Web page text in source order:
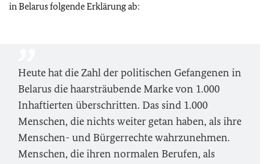
in Belarus folgende Erklärung ab:
Heute hat die Zahl der politischen Gefangenen in
Belarus die haarsträubende Marke von 1.000
Inhaftierten überschritten. Das sind 1.000
Menschen, die nichts weiter getan haben, als ihre
Menschen- und Bürgerrechte wahrzunehmen.
Menschen, die ihren normalen Berufen, als